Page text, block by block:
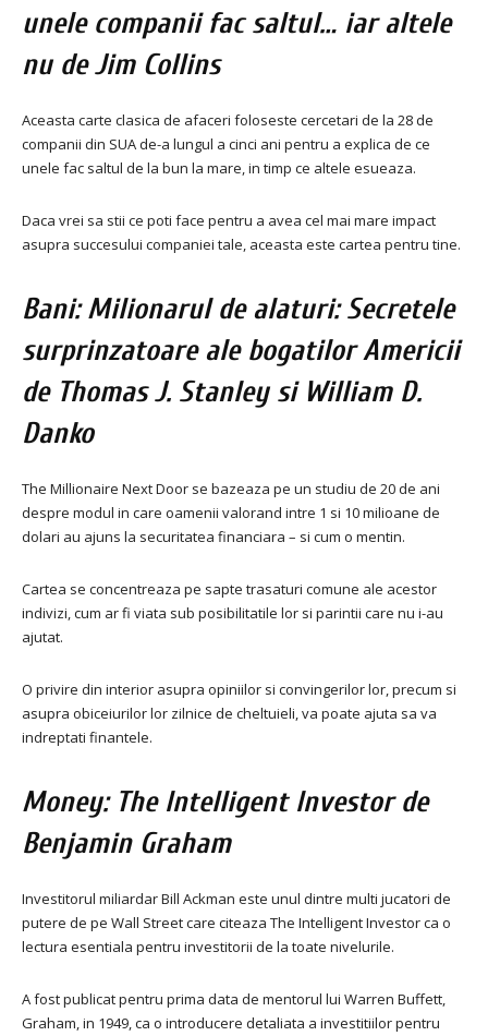
unele companii fac saltul… iar altele
nu de Jim Collins
Aceasta carte clasica de afaceri foloseste cercetari de la 28 de
companii din SUA de-a lungul a cinci ani pentru a explica de ce
unele fac saltul de la bun la mare, in timp ce altele esueaza.
Daca vrei sa stii ce poti face pentru a avea cel mai mare impact
asupra succesului companiei tale, aceasta este cartea pentru tine.
Bani: Milionarul de alaturi: Secretele
surprinzatoare ale bogatilor Americii
de Thomas J. Stanley si William D.
Danko
The Millionaire Next Door se bazeaza pe un studiu de 20 de ani
despre modul in care oamenii valorand intre 1 si 10 milioane de
dolari au ajuns la securitatea financiara – si cum o mentin.
Cartea se concentreaza pe sapte trasaturi comune ale acestor
indivizi, cum ar fi viata sub posibilitatile lor si parintii care nu i-au
ajutat.
O privire din interior asupra opiniilor si convingerilor lor, precum si
asupra obiceiurilor lor zilnice de cheltuieli, va poate ajuta sa va
indreptati finantele.
Money: The Intelligent Investor de
Benjamin Graham
Investitorul miliardar Bill Ackman este unul dintre multi jucatori de
putere de pe Wall Street care citeaza The Intelligent Investor ca o
lectura esentiala pentru investitorii de la toate nivelurile.
A fost publicat pentru prima data de mentorul lui Warren Buffett,
Graham, in 1949, ca o introducere detaliata a investitiilor pentru